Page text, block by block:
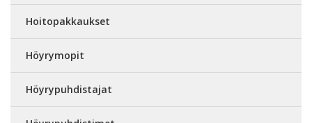
Hoitopakkaukset
Höyrymopit
Höyrypuhdistajat